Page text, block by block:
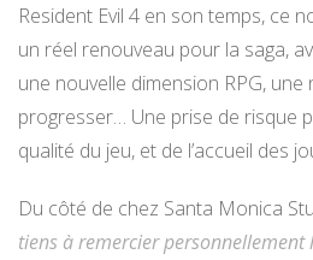
Resident Evil 4 en son temps, ce
un réel renouveau pour la saga,
une nouvelle dimension RPG,
progresser… Une prise de risque
qualité du jeu, et de l’accueil des
Du côté de chez Santa Monica
tiens à remercier